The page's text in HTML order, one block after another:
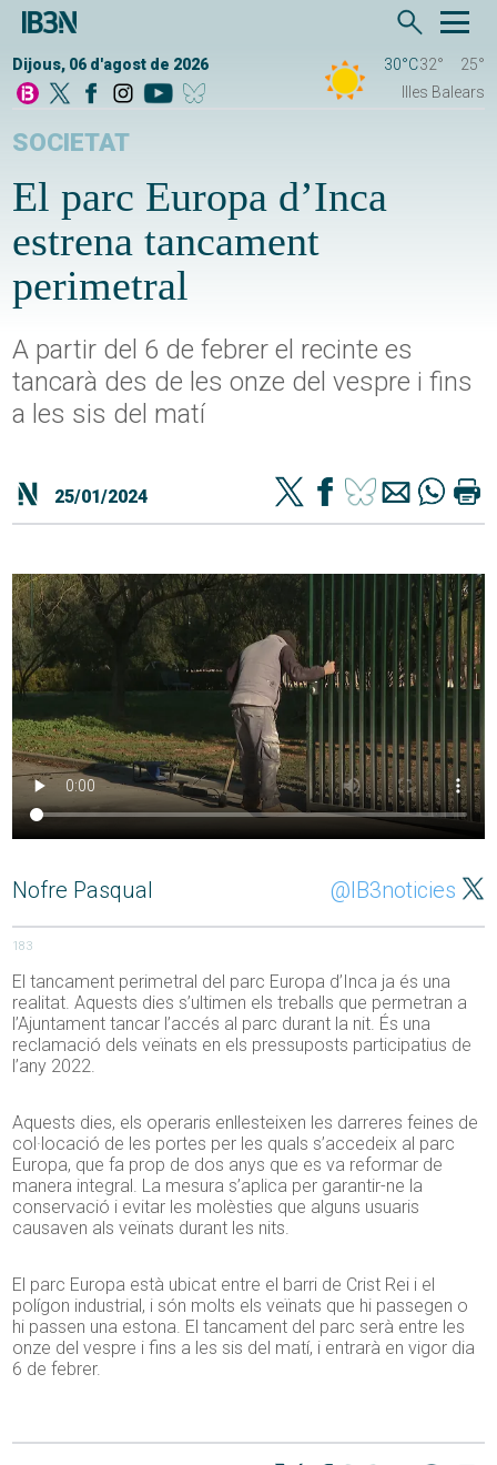
Dijous, 06 d'agost de 2026 30°C32°
25°
Illes Balears
SOCIETAT
El parc Europa d’Inca
estrena tancament
perimetral
A partir del 6 de febrer el recinte es
tancarà des de les onze del vespre i fins
a les sis del matí
25/01/2024
Nofre Pasqual @IB3noticies
183
El tancament perimetral del parc Europa d’Inca ja és una
realitat. Aquests dies s’ultimen els treballs que permetran a
l’Ajuntament tancar l’accés al parc durant la nit. És una
reclamació dels veïnats en els pressuposts participatius de
l’any 2022.
Aquests dies, els operaris enllesteixen les darreres feines de
col·locació de les portes per les quals s’accedeix al parc
Europa, que fa prop de dos anys que es va reformar de
manera integral. La mesura s’aplica per garantir-ne la
conservació i evitar les molèsties que alguns usuaris
causaven als veïnats durant les nits.
El parc Europa està ubicat entre el barri de Crist Rei i el
polígon industrial, i són molts els veïnats que hi passegen o
hi passen una estona. El tancament del parc serà entre les
onze del vespre i fins a les sis del matí, i entrarà en vigor dia
6 de febrer.